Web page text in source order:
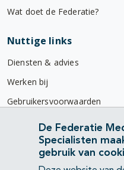
Wat doet de Federatie?
Nuttige links
Diensten & advies
Werken bij
Gebruikersvoorwaarden
Privacyverklaring
Contact
De Federatie
Specialisten
gebruik van